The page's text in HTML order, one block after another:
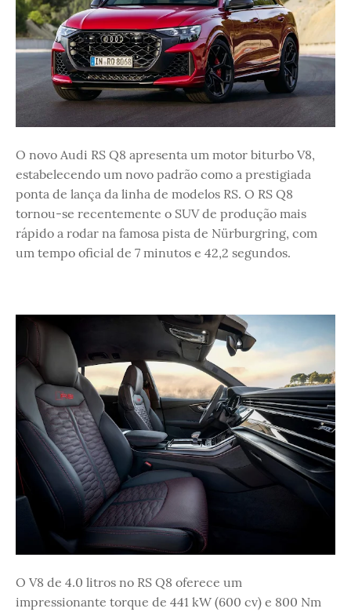
O novo Audi RS Q8 apresenta um motor biturbo V8,
estabelecendo um novo padrão como a prestigiada
ponta de lança da linha de modelos RS. O RS Q8
tornou-se recentemente o SUV de produção mais
rápido a rodar na famosa pista de Nürburgring, com
um tempo oficial de 7 minutos e 42,2 segundos.
O V8 de 4.0 litros no RS Q8 oferece um
impressionante torque de 441 kW (600 cv) e 800 Nm